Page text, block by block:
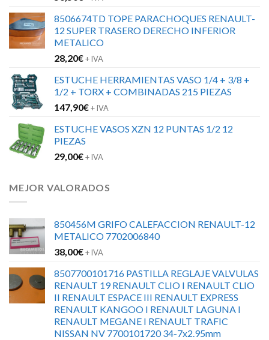
8506674TD TOPE PARACHOQUES RENAULT-
12 SUPER TRASERO DERECHO INFERIOR
METALICO
28,20€+ IVA
ESTUCHE HERRAMIENTAS VASO 1/4 + 3/8 +
1/2 + TORX + COMBINADAS 215 PIEZAS
147,90€+ IVA
ESTUCHE VASOS XZN 12 PUNTAS 1/2 12
PIEZAS
29,00€+ IVA
MEJOR VALORADOS
850456M GRIFO CALEFACCION RENAULT-12
METALICO 7702006840
38,00€+ IVA
8507700101716 PASTILLA REGLAJE VALVULAS
RENAULT 19 RENAULT CLIO I RENAULT CLIO
II RENAULT ESPACE III RENAULT EXPRESS
RENAULT KANGOO I RENAULT LAGUNA I
RENAULT MEGANE I RENAULT TRAFIC
NISSAN NV 7700101720 34-7x2.95mm